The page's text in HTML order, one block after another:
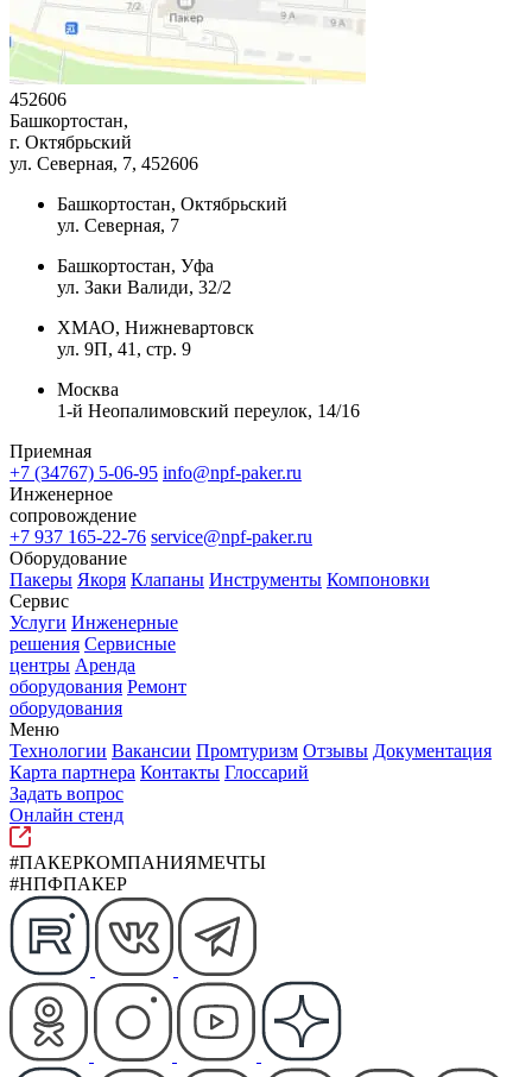
452606
Башкортостан,
г. Октябрьский
ул. Северная, 7, 452606
Башкортостан, Октябрьский
ул. Северная, 7
Башкортостан, Уфа
ул. Заки Валиди, 32/2
ХМАО, Нижневартовск
ул. 9П, 41, стр. 9
Москва
1-й Неопалимовский переулок, 14/16
Приемная
+7 (34767) 5-06-95 info@npf-paker.ru
Инженерное
сопровождение
+7 937 165-22-76 service@npf-paker.ru
Оборудование
Пакеры Якоря Клапаны Инструменты Компоновки
Сервис
Услуги Инженерные
решения Сервисные
центры Аренда
оборудования Ремонт
оборудования
Меню
Технологии Вакансии Промтуризм Отзывы Документация
Карта партнера Контакты Глоссарий
Задать вопрос
Онлайн стенд
#ПАКЕРКОМПАНИЯМЕЧТЫ
#НПФПАКЕР